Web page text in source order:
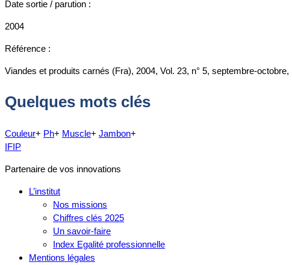
Date sortie / parution :
2004
Référence :
Viandes et produits carnés (Fra), 2004, Vol. 23, n° 5, septembre-octobre,
Quelques mots clés
Couleur+ Ph+ Muscle+ Jambon+
IFIP
Partenaire de vos innovations
L’institut
Nos missions
Chiffres clés 2025
Un savoir-faire
Index Egalité professionnelle
Mentions légales